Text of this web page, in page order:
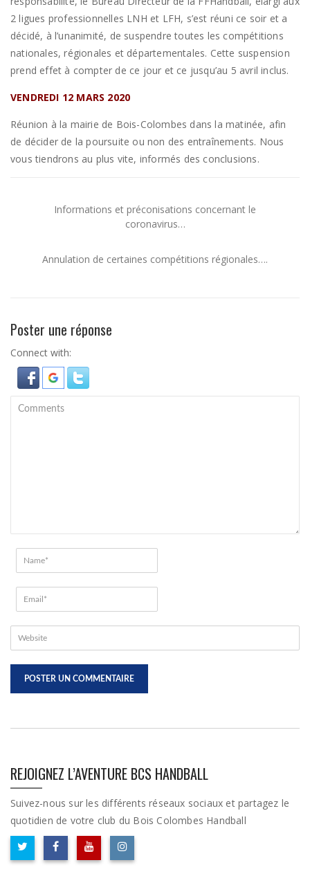
2 ligues professionnelles LNH et LFH, s’est réuni ce soir et a
décidé, à l’unanimité, de suspendre toutes les compétitions
nationales, régionales et départementales. Cette suspension
prend effet à compter de ce jour et ce jusqu’au 5 avril inclus.
VENDREDI 12 MARS 2020
Réunion à la mairie de Bois-Colombes dans la matinée, afin
de décider de la poursuite ou non des entraînements. Nous
vous tiendrons au plus vite, informés des conclusions.
Informations et préconisations concernant le
coronavirus…
Annulation de certaines compétitions régionales….
Poster une réponse
Connect with:
REJOIGNEZ L’AVENTURE BCS HANDBALL
Suivez-nous sur les différents réseaux sociaux et partagez le
quotidien de votre club du Bois Colombes Handball